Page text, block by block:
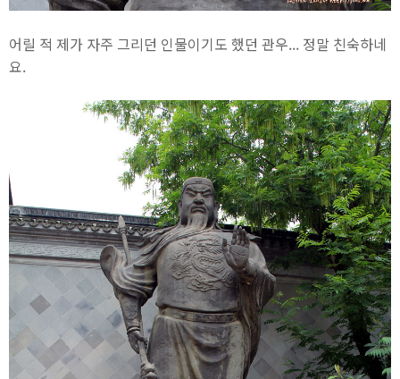
어릴 적 제가 자주 그리던 인물이기도 했던 관우... 정말 친숙하네
요.